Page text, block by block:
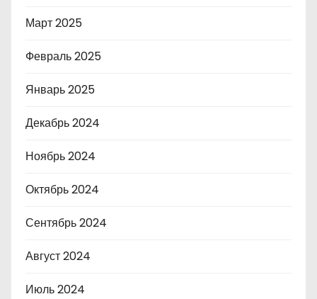
Март 2025
Февраль 2025
Январь 2025
Декабрь 2024
Ноябрь 2024
Октябрь 2024
Сентябрь 2024
Август 2024
Июль 2024